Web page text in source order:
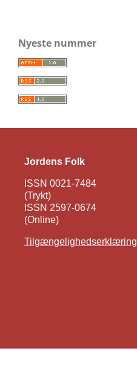
Nyeste nummer
Jordens Folk
ISSN 0021-7484
(Trykt)
ISSN 2597-0674
(Online)
Tilgængelighedserklæring